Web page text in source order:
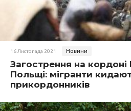
16 Листопада 2021 Новини
Загострення на кордоні
Польщі: мігранти
прикордонників